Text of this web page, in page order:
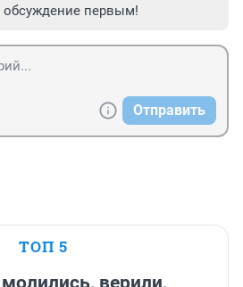
обсуждение первым!
Отправить
ТОП 5
верили,